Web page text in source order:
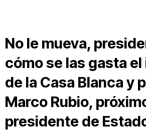
No le mueva,
cómo se las gasta
de la Casa Blanca y
Marco Rubio,
presidente de